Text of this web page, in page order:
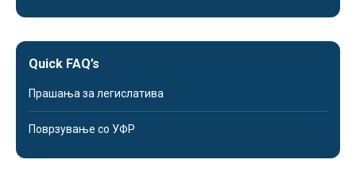
Quick FAQ’s
Прашања за легислатива
Поврзување со УФР